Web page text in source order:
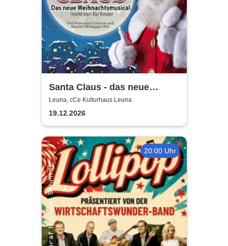
Santa Claus - das neue
Weihnachtsmusical (nicht
nur) für Kinder
Leuna, cCe Kulturhaus Leuna
19.12.2026
20:00 Uhr